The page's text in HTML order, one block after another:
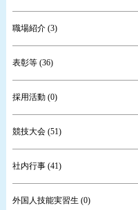
職場紹介 (3)
表彰等 (36)
採用活動 (0)
競技大会 (51)
社内行事 (41)
外国人技能実習生 (0)